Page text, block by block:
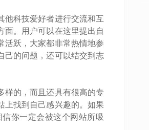
他科技爱好者进行交流和互
面。用户可以在这里提出自
活跃，大家都非常热情地参
己的问题，还可以结交到志
样的，而且还具有很高的专
上找到自己感兴趣的。如果
你一定会被这个网站所吸